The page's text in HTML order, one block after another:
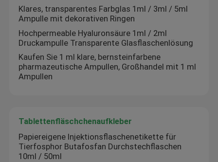
Klares, transparentes Farbglas 1ml / 3ml / 5ml
Ampulle mit dekorativen Ringen
Hochpermeable Hyaluronsäure 1ml / 2ml
Druckampulle Transparente Glasflaschenlösung
Kaufen Sie 1 ml klare, bernsteinfarbene
pharmazeutische Ampullen, Großhandel mit 1 ml
Ampullen
Tablettenfläschchenaufkleber
Papiereigene Injektionsflaschenetikette für
Tierfosphor Butafosfan Durchstechflaschen
10ml / 50ml